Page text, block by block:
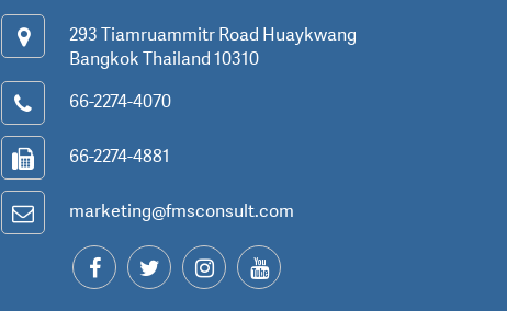
293 Tiamruammitr Road Huaykwang
Bangkok Thailand 10310
66-2274-4070
66-2274-4881
marketing@fmsconsult.com